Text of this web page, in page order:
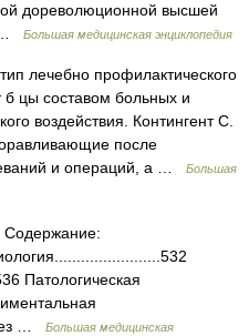
дореволюционной высшей
…
Большая медицинская энциклопедия
лечебно профилактического
цы составом больных и
воздействия. Контингент С.
после
и операций, а …
Большая
Патологическая
…
Большая медицинская